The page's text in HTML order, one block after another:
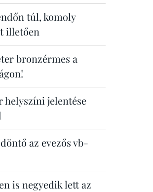
túl, komoly
illetően
bronzérmes a
helyszíni jelentése
az evezős vb-
is negyedik lett az